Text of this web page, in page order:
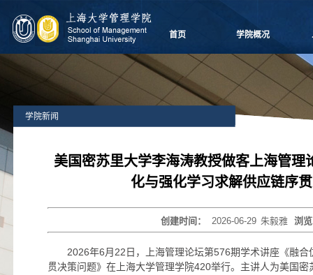
首页 学院概况
学院愿景
院长致辞
学院介绍
党群组织
学系设置
学院制度
学院视频
学院宣传
学院新闻
美国密苏里大学李海涛教授做客上海管理
化与强化学习求解供应链序
创建时间：2026-06-29 朱毅雅 浏
2026年6月22日，上海管理论坛第576期学术讲座《融
贯决策问题》在上海大学管理学院420举行。主讲人为美国